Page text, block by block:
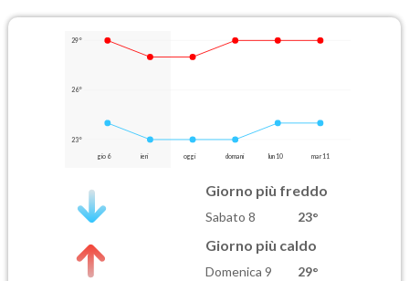
29°
26°
23°
gio 6 ieri oggi domani lun 10 mar 11
Giorno più freddo
Sabato 8 23°
Giorno più caldo
Domenica 9 29°